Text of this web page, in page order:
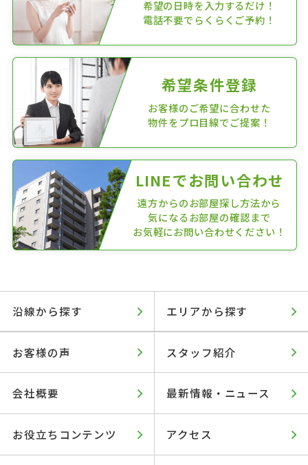
希望の日時を入力するだけ！
電話不要でらくらくご予約！
希望条件登録
お客様のご希望に合わせた
物件をプロ目線でご提案！
LINEでお問い合わせ
遠方からのお部屋探し方法から
気になるお部屋の確認まで
お気軽にお問い合わせください！
沿線から探す エリアから探す
お客様の声 スタッフ紹介
会社概要 最新情報・ニュース
お役立ちコンテンツ アクセス